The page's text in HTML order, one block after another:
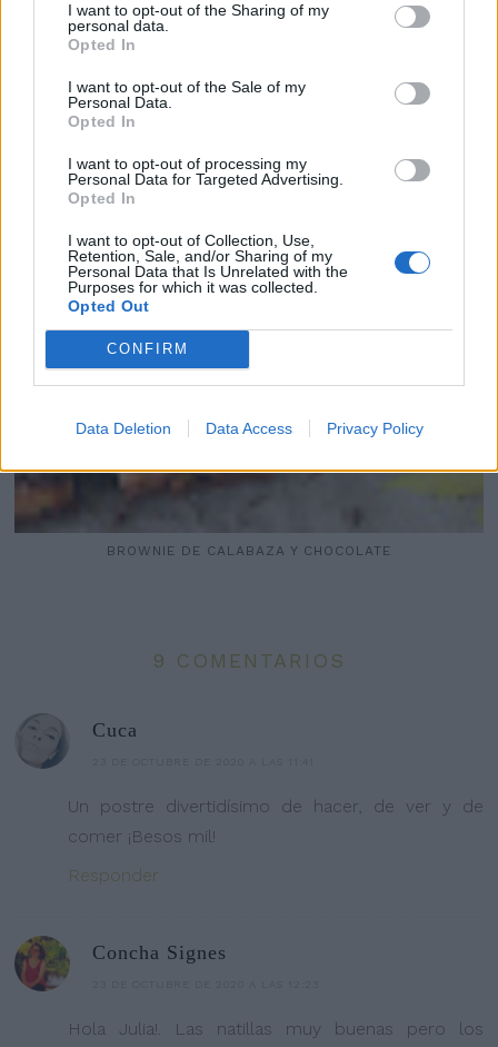
I want to opt-out of the Sharing of my
personal data.
Opted In
I want to opt-out of the Sale of my
Personal Data.
Opted In
I want to opt-out of processing my
Personal Data for Targeted Advertising.
Opted In
I want to opt-out of Collection, Use,
Retention, Sale, and/or Sharing of my
Personal Data that Is Unrelated with the
Purposes for which it was collected.
Opted Out
CONFIRM
Data Deletion Data Access Privacy Policy
CHEESECAKE DE CALABAZA ESPECIADO
BROWNIE DE CALABAZA Y CHOCOLATE
9 COMENTARIOS
Cuca
Un postre divertidísimo de hacer, de ver y de
comer ¡Besos mil!
Responder
Concha Signes
Hola Julia!. Las natillas muy buenas pero los